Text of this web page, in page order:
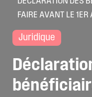
FAIRE AVANT LE 1ER
Juridique